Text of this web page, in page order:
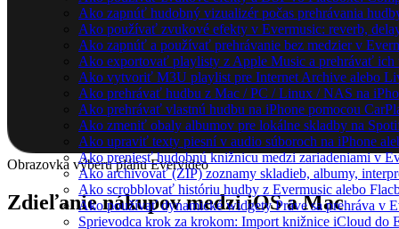
Ako zapnúť hudobný vizualizér počas prehrávania
Ako používať zvukové efekty v Evermusic: reverb,
Ako zapnúť a používať prehrávanie bez medzier v
Ako exportovať playlisty z Apple Music a prehrávať ich
Ako vytvoriť M3U playlist pre Internet Archive alebo
Ako prehrávať hudbu z Mac / PC / Linux / NAS na
Ako prehrávať vlastnú hudbu na iPhone pomocou
Ako zmeniť obaly albumov pre lokálne skladby na
Ako upraviť texty piesní v audio súboroch na iPhone
Ako preniesť hudobnú knižnicu medzi zariadeniami v
Ako archivovať (ZIP) zoznamy skladieb, albumy,
Ako scrobblovať históriu hudby z Evermusic alebo
Ako používať dynamické widgety Práve sa prehráva v
Sprievodca krok za krokom: Import knižnice iCloud do
Obrazovka výberu plánu Evervideo
Zdieľanie nákupov medzi iOS a Mac